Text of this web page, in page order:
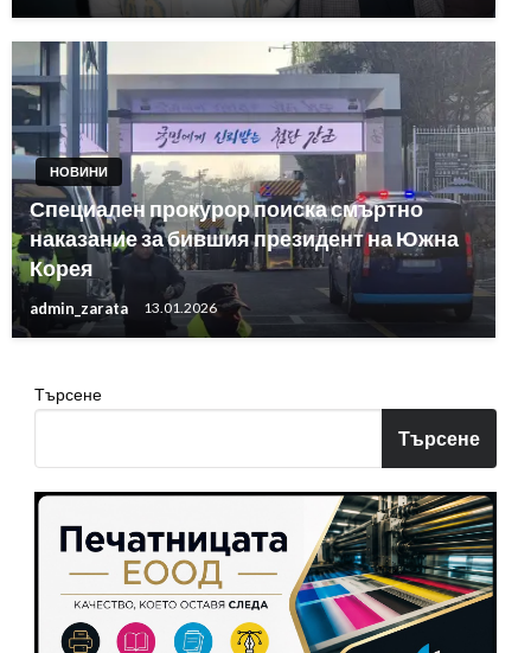
НОВИНИ
Специален прокурор поиска смъртно
наказание за бившия президент на Южна
Корея
admin_zarata 13.01.2026
Търсене
Търсене